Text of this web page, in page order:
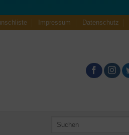
Impressum Datenschutz
Suchen